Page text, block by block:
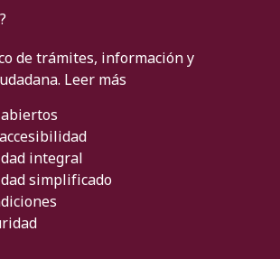
de trámites, información y
Leer más
integral
simplificado